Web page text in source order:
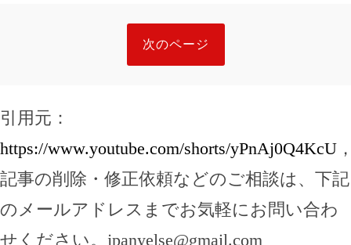
次のページ
引用元：
https://www.youtube.com/shorts/yPnAj0Q4KcU
記事の削除・修正依頼などのご相談は、下記
のメールアドレスまでお気軽にお問い合わ
せください。 jpanyelse@gmail.com